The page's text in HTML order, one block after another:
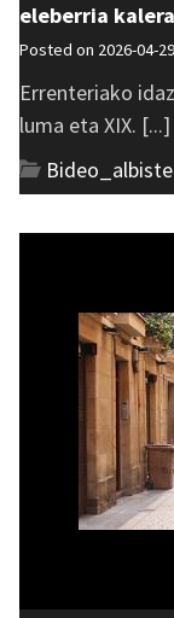
eleberria
Posted on 2026-04-
Errenteriako
luma eta XIX. [...]